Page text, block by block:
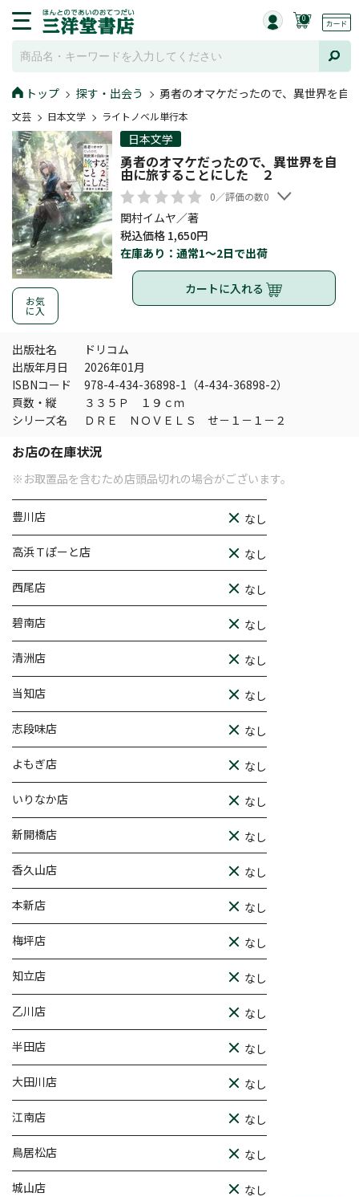
0
トップ 探す・出会う 勇者のオマケだったので、異世界を
文芸 日本文学 ライトノベル単行本
お気
に入
日本文学
勇者のオマケだったので、異世界を自
由に旅することにした ２
0／評価の数0
関村イムヤ／著
税込価格 1,650円
在庫あり：通常1～2日で出荷
カートに入れる
出版社名
ドリコム
出版年月日
2026年01月
ISBNコード
978-4-434-36898-1（4-434-36898-2）
頁数・縦
３３５Ｐ １９ｃｍ
シリーズ名
ＤＲＥ ＮＯＶＥＬＳ せ－１－１－２
お店の在庫状況
※お取置品を含むため店頭品切れの場合がございます。
豊川店 なし
高浜Ｔぽーと店 なし
西尾店 なし
碧南店 なし
清洲店 なし
当知店 なし
志段味店 なし
よもぎ店 なし
いりなか店 なし
新開橋店 なし
香久山店 なし
本新店 なし
梅坪店 なし
知立店 なし
乙川店 なし
半田店 なし
大田川店 なし
江南店 なし
鳥居松店 なし
城山店 なし